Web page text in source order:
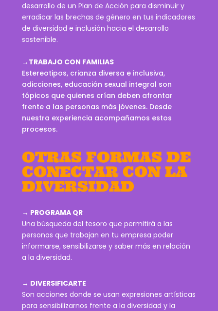
desarrollo de un Plan de Acción para disminuir y
erradicar las brechas de género en tus indicadores
de diversidad e inclusión hacia el desarrollo
sostenible.
→TRABAJO CON FAMILIAS
Estereotipos, crianza diversa e inclusiva,
adicciones, educación sexual integral son
tópicos que quienes crían deben afrontar
frente a las personas más jóvenes. Desde
nuestra experiencia acompañamos estos
procesos.
OTRAS FORMAS DE
CONECTAR CON LA
DIVERSIDAD
→ PROGRAMA QR
Una búsqueda del tesoro que permitirá a las
personas que trabajan en tu empresa poder
informarse, sensibilizarse y saber más en relación
a la diversidad.
→ DIVERSIFICARTE
Son acciones donde se usan expresiones artísticas
para sensibilizarnos frente a la diversidad y la